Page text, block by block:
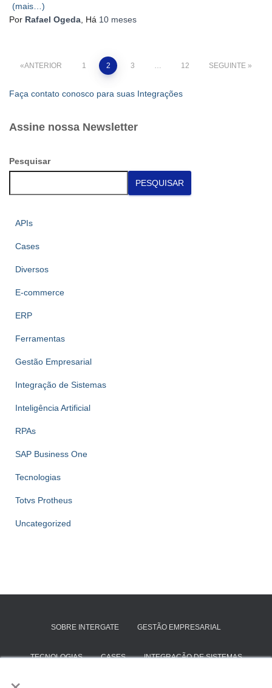
(mais…)
Por Rafael Ogeda , Há 10 meses
Paginação
dos
conteúdos
ANTERIOR 1 2 3 12 SEGUINTE
Faça contato conosco para suas Integrações
Assine nossa Newsletter
Pesquisar
PESQUISAR
APIs
Cases
Diversos
E-commerce
ERP
Ferramentas
Gestão Empresarial
Integração de Sistemas
Inteligência Artificial
RPAs
SAP Business One
Tecnologias
Totvs Protheus
Uncategorized
SOBRE INTERGATE GESTÃO EMPRESARIAL
TECNOLOGIAS CASES INTEGRAÇÃO DE SISTEMAS